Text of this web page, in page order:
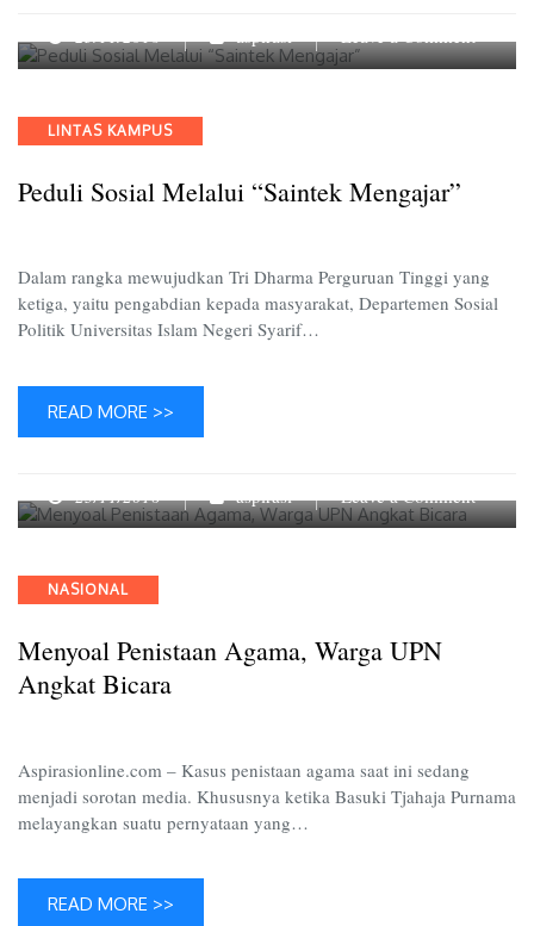
25/11/2016 aspirasi Leave a Comment
Peduli
Categories
LINTAS KAMPUS
Peduli Sosial Melalui “Saintek Mengajar”
Dalam rangka mewujudkan Tri Dharma Perguruan Tinggi yang
ketiga, yaitu pengabdian kepada masyarakat, Departemen Sosial
Politik Universitas Islam Negeri Syarif…
READ MORE >>
25/11/2016 aspirasi Leave a Comment
Categories
NASIONAL
Menyoal Penistaan Agama, Warga UPN
Angkat Bicara
Aspirasionline.com – Kasus penistaan agama saat ini sedang
menjadi sorotan media. Khususnya ketika Basuki Tjahaja Purnama
melayangkan suatu pernyataan yang…
READ MORE >>